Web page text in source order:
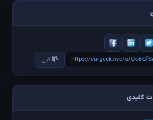
https://cargeek.live/a/ کپی
کلیدی